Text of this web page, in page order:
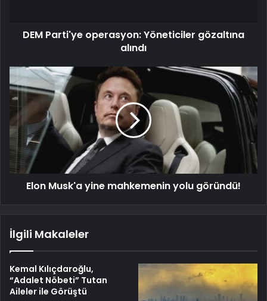
DEM Parti'ye operasyon: Yöneticiler gözaltına
alındı
Elon Musk'a yine mahkemenin yolu göründü!
İlgili Makaleler
Kemal Kılıçdaroğlu,
“Adalet Nöbeti” Tutan
Aileler ile Görüştü